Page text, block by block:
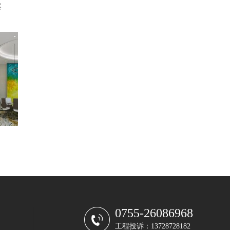
0755-26086968
工程投诉：13728728182